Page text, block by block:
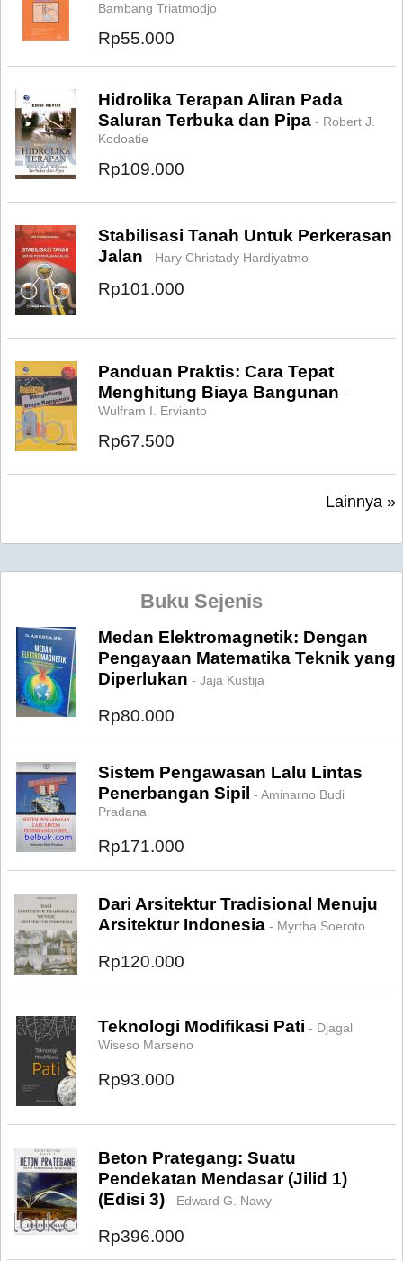
Bambang Triatmodjo
Rp55.000
Hidrolika Terapan Aliran Pada
Saluran Terbuka dan Pipa - Robert J.
Kodoatie
Rp109.000
Stabilisasi Tanah Untuk Perkerasan
Jalan - Hary Christady Hardiyatmo
Rp101.000
Panduan Praktis: Cara Tepat
Menghitung Biaya Bangunan -
Wulfram I. Ervianto
Rp67.500
Lainnya »
Buku Sejenis
Medan Elektromagnetik: Dengan
Pengayaan Matematika Teknik yang
Diperlukan - Jaja Kustija
Rp80.000
Sistem Pengawasan Lalu Lintas
Penerbangan Sipil
- Aminarno Budi
Pradana
Rp171.000
Dari Arsitektur Tradisional Menuju
Arsitektur Indonesia - Myrtha Soeroto
Rp120.000
Teknologi Modifikasi Pati - Djagal
Wiseso Marseno
Rp93.000
Beton Prategang: Suatu
Pendekatan Mendasar (Jilid 1)
(Edisi 3) - Edward G. Nawy
Rp396.000